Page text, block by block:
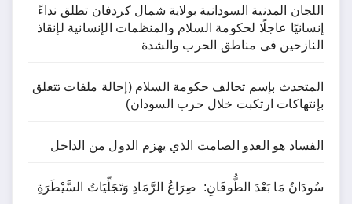
اللجان المدنية السودانية بولاية شمال كردفان تطلق نداءً
إنسانيًا عاجلًا لحكومة السلام والمنظمات الإنسانية لإنقاذ
النازحين فى مناطق الحرب والشدة
المتحدث بإسم تحالف حكومة السلام (إحالة ملفات تتعلق
بإنتهاكات ارتكبت خلال حرب السودان)
الفساد هو العدو الصامت الذي يهزم الدول من الداخل
سُودَانُ مَا بَعْدَ الطُّوفَانِ: صِرَاعُ الرَّمَادِ وَتَجَلِّيَاتُ السَّيْطَرَةِ